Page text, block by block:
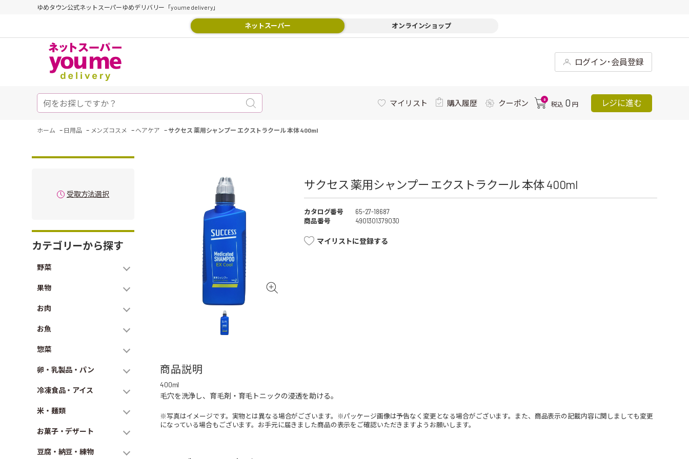
ゆめタウン公式ネットスーパーゆめデリバリー「youme delivery」
ネットスーパー オンラインショップ
ログイン･会員登録
マイリスト 購入履歴 クーポン 0
税込 0 円 レジに進む
ホーム - 日用品 - メンズコスメ - ヘアケア -サクセス 薬用シャンプー エクストラクール 本体 400ml
受取方法選択
カテゴリーから探す
野菜
果物
お肉
お魚
惣菜
卵・乳製品・パン
冷凍食品・アイス
米・麺類
お菓子・デザート
豆腐・納豆・練物
サクセス 薬用シャンプー エクストラクール 本体 400ml
カタログ番号
65-27-18687
商品番号
4901301379030
マイリストに登録する
商品説明
400ml
毛穴を洗浄し、育毛剤・育毛トニックの浸透を助ける。
※写真はイメージです。実物とは異なる場合がございます。※パッケージ画像は予告なく変更となる場合がございます。また、商品表示の記載内容に関しましても変更
になっている場合もございます。お手元に届きました商品の表示をご確認いただきますようお願いします。